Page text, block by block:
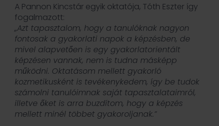
A Pannon Kincstár egyik oktatója, Tóth Eszter így
fogalmazott:
„Azt tapasztalom, hogy a tanulóknak nagyon
fontosak a gyakorlati napok a képzésben, de
mivel alapvetően is egy gyakorlatorientált
képzésen vannak, nem is tudna másképp
működni. Oktatásom mellett gyakorló
kozmetikusként is tevékenykedem, így be tudok
számolni tanulóimnak saját tapasztalataimról,
illetve őket is arra buzdítom, hogy a képzés
mellett minél többet gyakoroljanak.”